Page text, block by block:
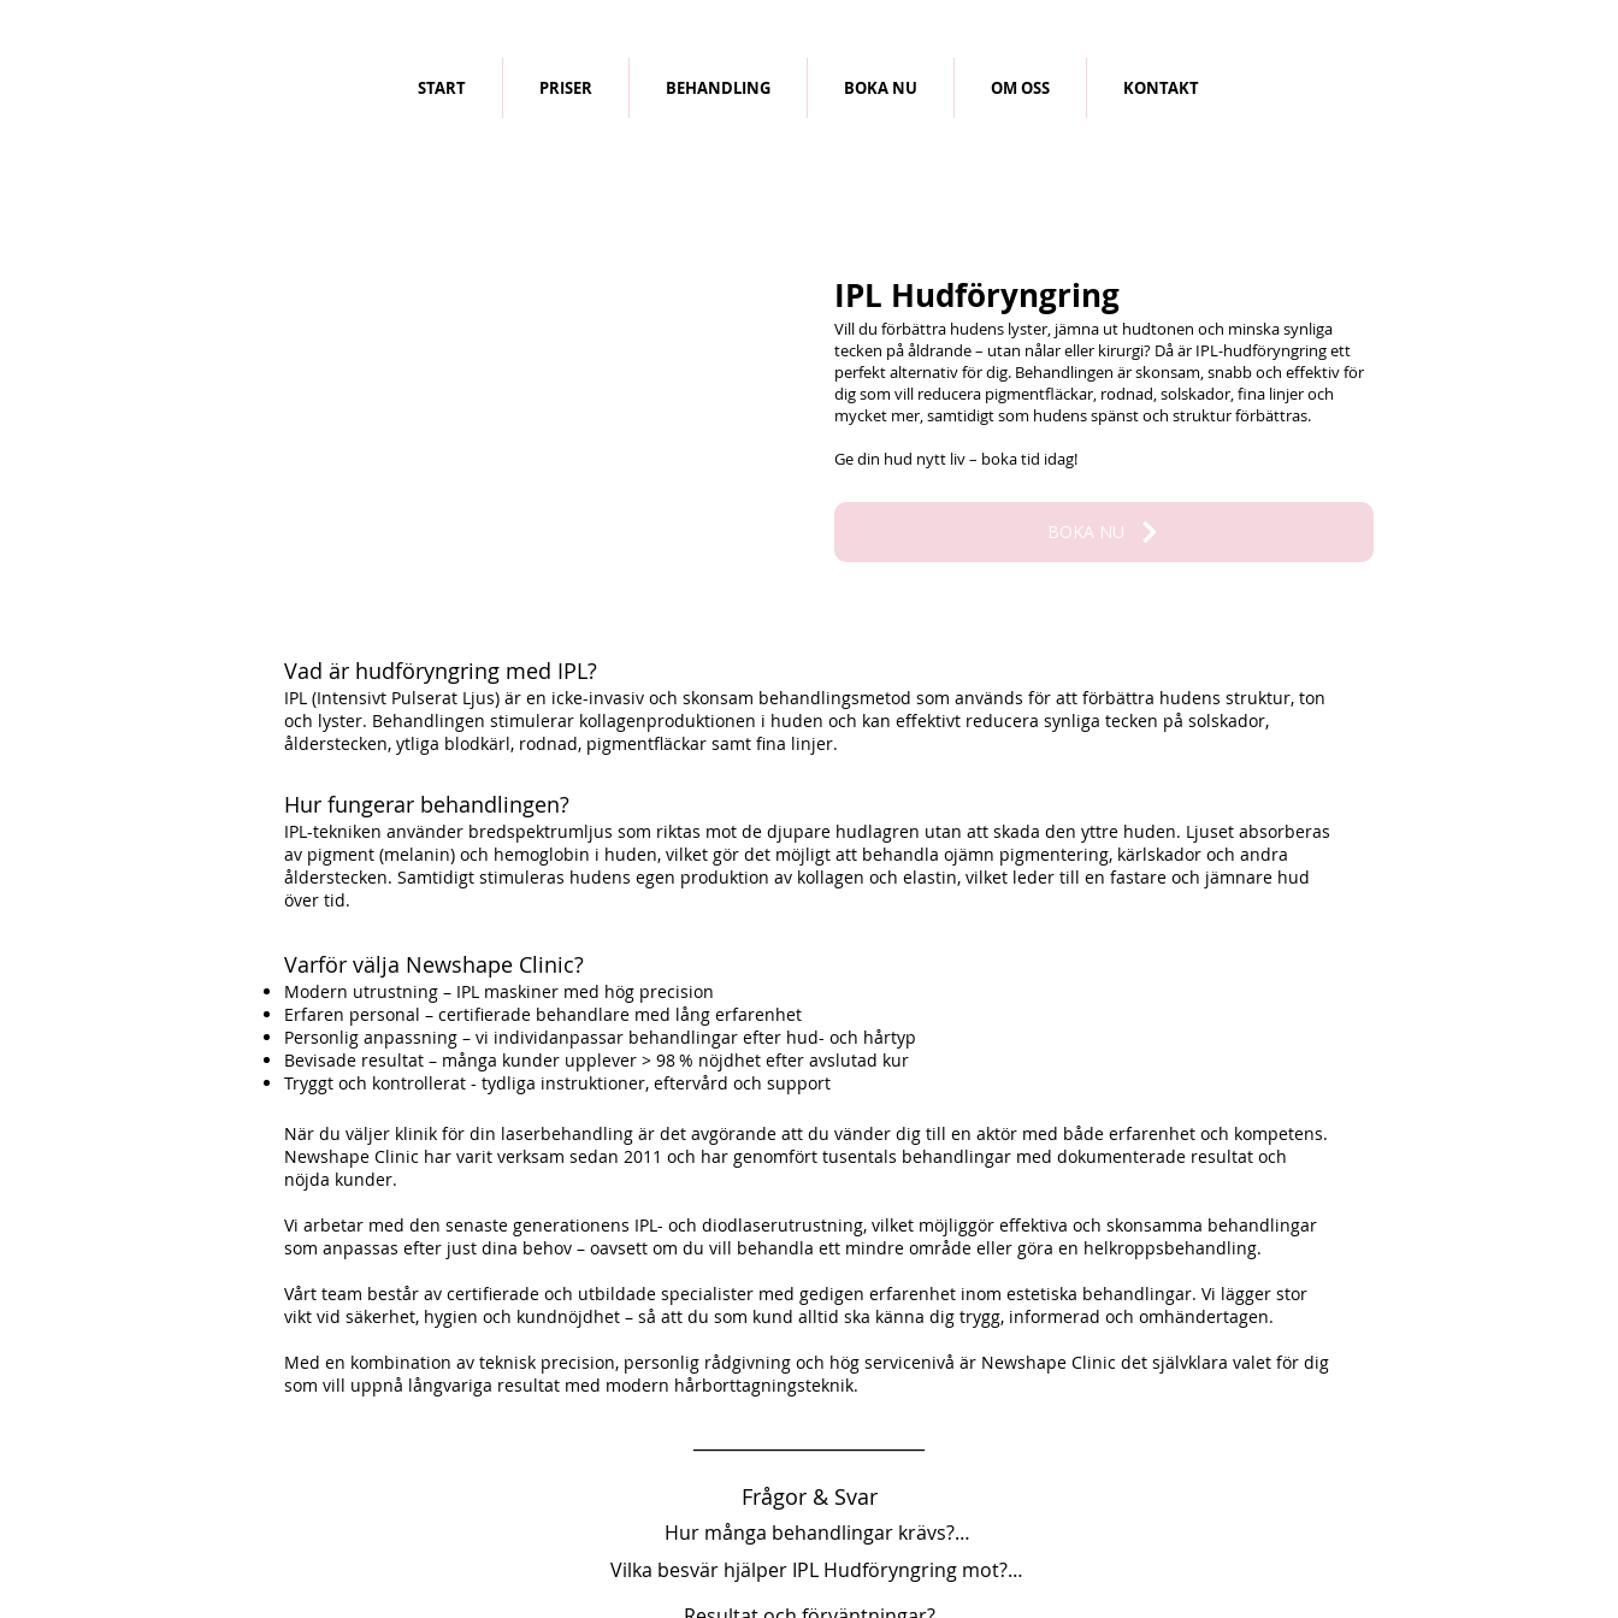
START PRISER BEHANDLING BOKA NU OM OSS KONTAKT
IPL Hudföryngring
Vill du förbättra hudens lyster, jämna ut hudtonen och minska synliga
tecken på åldrande – utan nålar eller kirurgi? Då är IPL-hudföryngring ett
perfekt alternativ för dig. Behandlingen är skonsam, snabb och effektiv för
dig som vill reducera pigmentfläckar, rodnad, solskador, fina linjer och
mycket mer, samtidigt som hudens spänst och struktur förbättras.
Ge din hud nytt liv – boka tid idag!
BOKA NU
Hur fungerar behandlingen?
IPL-tekniken använder bredspektrumljus som riktas mot de djupare hudlagren utan att skada den yttre huden. Ljuset absorberas
av pigment (melanin) och hemoglobin i huden, vilket gör det möjligt att behandla ojämn pigmentering, kärlskador och andra
ålderstecken. Samtidigt stimuleras hudens egen produktion av kollagen och elastin, vilket leder till en fastare och jämnare hud
över tid.
Vad är hudföryngring med IPL?
IPL (Intensivt Pulserat Ljus) är en icke-invasiv och skonsam behandlingsmetod som används för att förbättra hudens struktur, ton
och lyster. Behandlingen stimulerar kollagenproduktionen i huden och kan effektivt reducera synliga tecken på solskador,
ålderstecken, ytliga blodkärl, rodnad, pigmentfläckar samt fina linjer.
Varför välja Newshape Clinic?
Modern utrustning – IPL maskiner med hög precision
Erfaren personal – certifierade behandlare med lång erfarenhet
Personlig anpassning – vi individanpassar behandlingar efter hud- och hårtyp
Bevisade resultat – många kunder upplever > 98 % nöjdhet efter avslutad kur
Tryggt och kontrollerat - tydliga instruktioner, eftervård och support
När du väljer klinik för din laserbehandling är det avgörande att du vänder dig till en aktör med både erfarenhet och kompetens.
Newshape Clinic har varit verksam sedan 2011 och har genomfört tusentals behandlingar med dokumenterade resultat och
nöjda kunder.
Vi arbetar med den senaste generationens IPL- och diodlaserutrustning, vilket möjliggör effektiva och skonsamma behandlingar
som anpassas efter just dina behov – oavsett om du vill behandla ett mindre område eller göra en helkroppsbehandling.
Vårt team består av certifierade och utbildade specialister med gedigen erfarenhet inom estetiska behandlingar. Vi lägger stor
vikt vid säkerhet, hygien och kundnöjdhet – så att du som kund alltid ska känna dig trygg, informerad och omhändertagen.
Med en kombination av teknisk precision, personlig rådgivning och hög servicenivå är Newshape Clinic det självklara valet för dig
som vill uppnå långvariga resultat med modern hårborttagningsteknik.
Frågor & Svar
Hur många behandlingar krävs?
Antalet behandlingar varierar beroende på hudtyp, hudtillstånd och individuella mål. Generellt rekommenderas en
Vilka besvär hjälper IPL Hudföryngring mot?